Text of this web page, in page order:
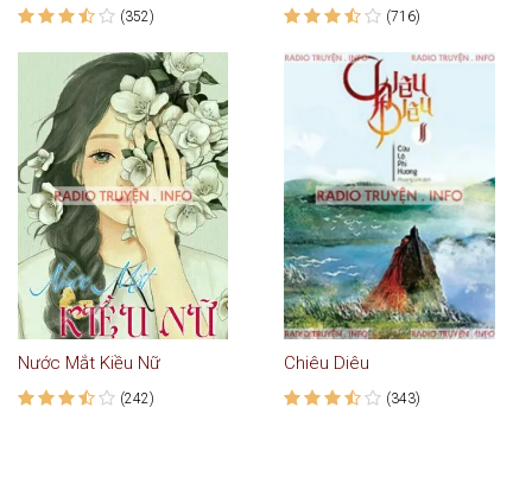
(352) (716)
Nước Mắt Kiều Nữ
(242)
Chiêu Diêu
(343)